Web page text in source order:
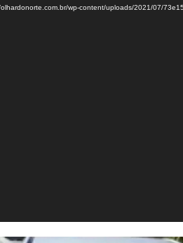
wp-content/uploads/2021/07/